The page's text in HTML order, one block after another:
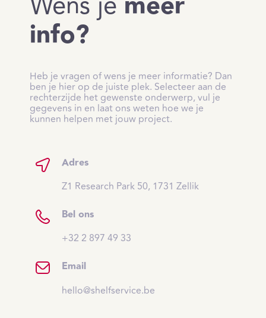
info?
Heb je vragen of wens je meer informatie? Dan
ben je hier op de juiste plek. Selecteer aan de
rechterzijde het gewenste onderwerp, vul je
gegevens in en laat ons weten hoe we je
kunnen helpen met jouw project.
Adres
Z1 Research Park 50, 1731 Zellik
Bel ons
+32 2 897 49 33
Email
hello@shelfservice.be